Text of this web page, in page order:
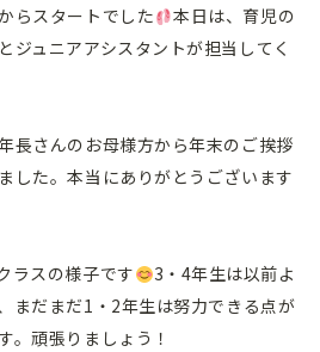
らスタートでした
本日は、育児の
ジュニアアシスタントが担当してく
長さんのお母様方から年末のご挨拶
した。本当にありがとうございます
ラスの様子です
3・4年生は以前よ
まだまだ1・2年生は努力できる点が
。頑張りましょう！